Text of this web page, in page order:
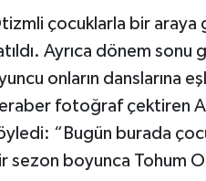
çocuklarla bir araya
Ayrıca dönem sonu
onların danslarına
fotoğraf çektiren
“Bugün burada
sezon boyunca Tohum